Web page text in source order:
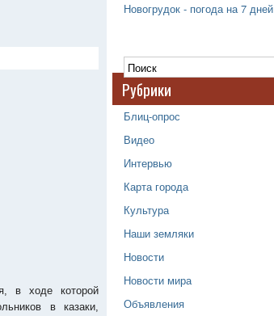
в ходе которой
в казаки,
Новогрудок - погода на 7 дней
Рубрики
Блиц-опрос
Видео
Интервью
Карта города
Культура
Наши земляки
Новости
Новости мира
Объявления